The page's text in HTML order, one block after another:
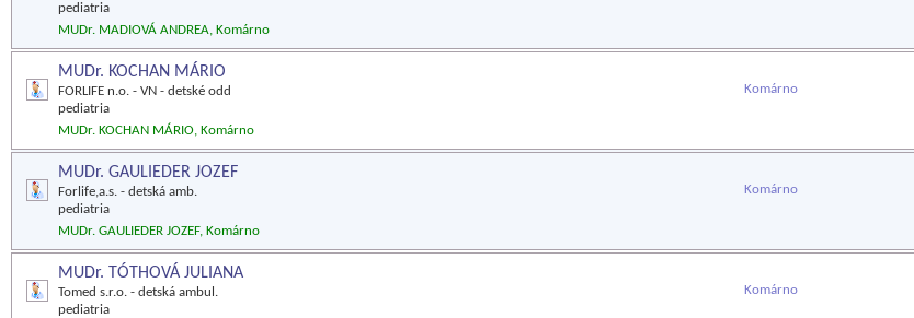
pediatria
MUDr. MADIOVÁ ANDREA, Komárno
MUDr. KOCHAN MÁRIO
FORLIFE n.o. - VN - detské odd
pediatria
Komárno
MUDr. KOCHAN MÁRIO, Komárno
MUDr. GAULIEDER JOZEF
Forlife,a.s. - detská amb.
pediatria
Komárno
MUDr. GAULIEDER JOZEF, Komárno
MUDr. TÓTHOVÁ JULIANA
Tomed s.r.o. - detská ambul.
pediatria
Komárno